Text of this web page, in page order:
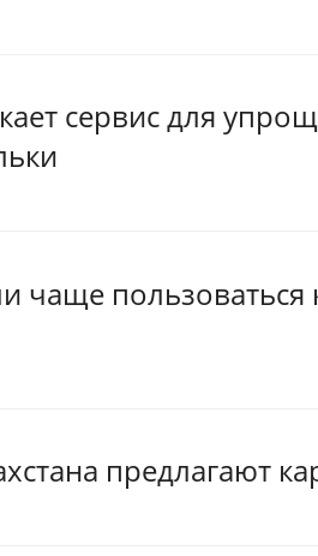
сервис для
чаще пользоваться
предлагают